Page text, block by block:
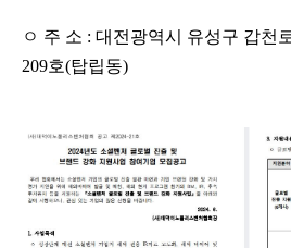
ㅇ 주 소 : 대전광역시 유성구 갑천
209호(탑립동)